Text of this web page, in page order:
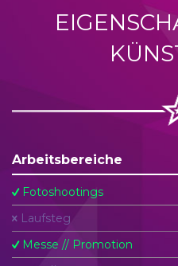
Arbeitsbereiche
Fotoshootings
Laufsteg
Messe // Promotion